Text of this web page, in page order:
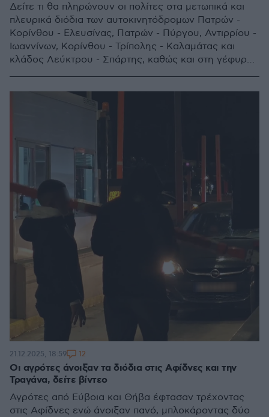
Δείτε τι θα πληρώνουν οι πολίτες στα μετωπικά και
πλευρικά διόδια των αυτοκινητόδρομων Πατρών -
Κορίνθου - Ελευσίνας, Πατρών - Πύργου, Αντιρρίου -
Ιωαννίνων, Κορίνθου - Τρίπολης - Καλαμάτας και
κλάδος Λεύκτρου - Σπάρτης, καθώς και στη γέφυρα
Οι αγρότες άνοιξαν τα διόδια στις Αφίδνες και την
Τραγάνα, δείτε βίντεο
Αγρότες από Εύβοια και Θήβα έφτασαν τρέχοντας
στις Αφίδνες ενώ άνοιξαν πανό, μπλοκάροντας δύο
21.12.2025, 18:59 12